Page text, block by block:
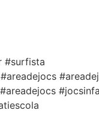
#surfista